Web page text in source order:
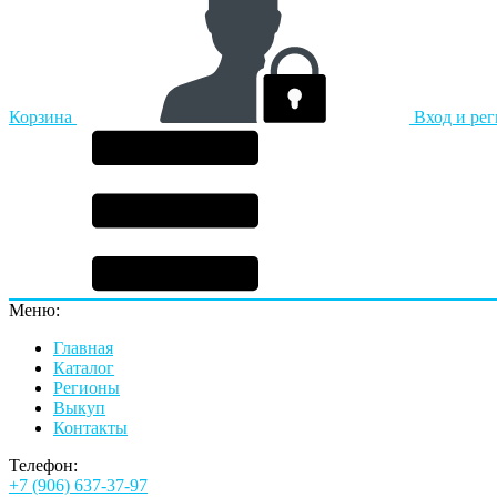
Корзина Вход и
Меню:
Главная
Каталог
Регионы
Выкуп
Контакты
Телефон:
+7 (906) 637-37-97